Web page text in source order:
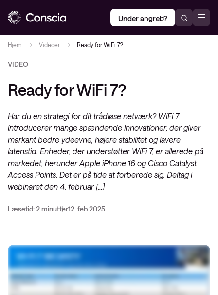
Under angreb?
Hjem Videoer Ready for WiFi 7?
VIDEO
Ready for WiFi 7?
Har du en strategi for dit trådløse netværk? WiFi 7
introducerer mange spændende innovationer, der giver
markant bedre ydeevne, højere stabilitet og lavere
latenstid. Enheder, der understøtter WiFi 7, er allerede på
markedet, herunder Apple iPhone 16 og Cisco Catalyst
Access Points. Det er på tide at forberede sig. Deltag i
webinaret den 4. februar […]
Læsetid: 2 minutter12. feb 2025